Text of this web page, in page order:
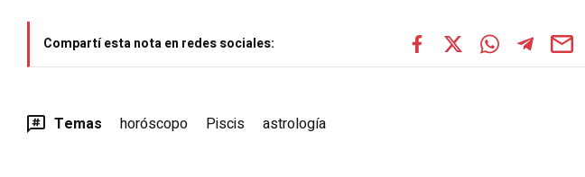
Compartí esta nota en redes sociales:
Temas horóscopo Piscis astrología